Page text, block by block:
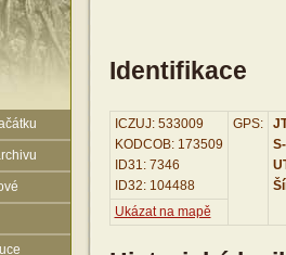
Identifikace
ICZUJ: 533009
KODCOB: 173509
ID31: 7346
ID32: 104488
GPS:
Ukázat na mapě